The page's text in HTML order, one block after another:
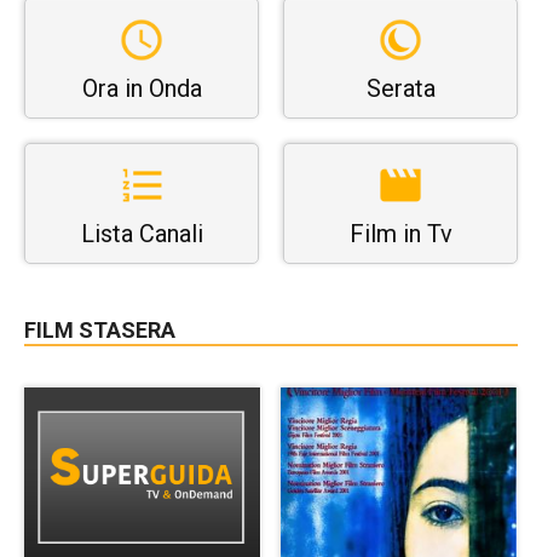
Ora in Onda Serata
Lista Canali Film in Tv
FILM STASERA